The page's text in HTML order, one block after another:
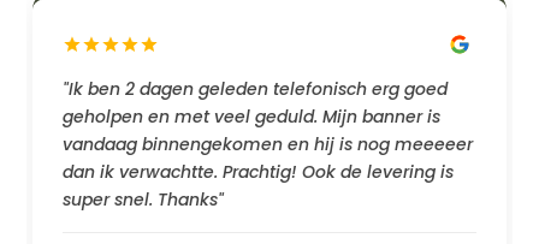
"Ik ben 2 dagen geleden telefonisch erg goed
geholpen en met veel geduld. Mijn banner is
vandaag binnengekomen en hij is nog meeeeer
dan ik verwachtte. Prachtig! Ook de levering is
super snel. Thanks"